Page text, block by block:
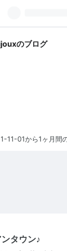
のブログ
11-01から1ヶ月間
タウン♪